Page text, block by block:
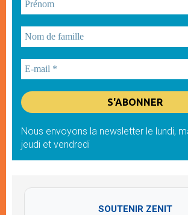
Nous envoyons la newsletter le lundi,
jeudi et vendredi
SOUTENIR ZENIT